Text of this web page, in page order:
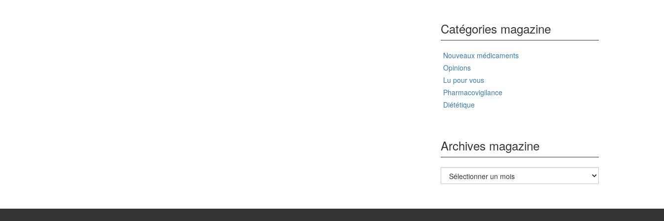
Catégories magazine
Nouveaux médicaments
Opinions
Lu pour vous
Pharmacovigilance
Diététique
Archives magazine
Archives
magazine